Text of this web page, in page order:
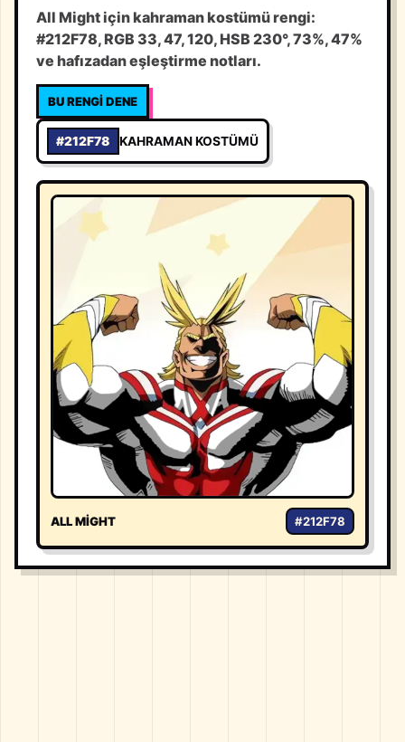
All Might için kahraman kostümü rengi:
#212F78, RGB 33, 47, 120, HSB 230°, 73%, 47%
ve hafızadan eşleştirme notları.
BU RENGI DENE
#212F78 KAHRAMAN KOSTÜMÜ
ALL MIGHT #212F78